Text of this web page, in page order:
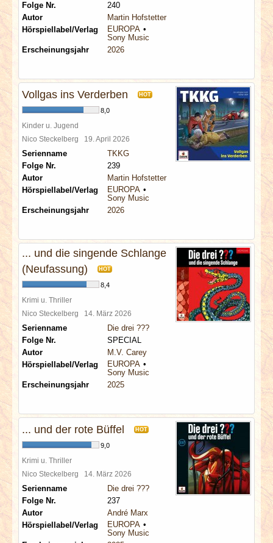
Folge Nr.
240
Autor
Martin Hofstetter
Hörspiellabel/Verlag
EUROPA
Sony Music
Erscheinungsjahr
2026
Vollgas ins Verderben HOT
8,0
Kinder u. Jugend
Nico Steckelberg 19. April 2026
Serienname
TKKG
Folge Nr.
239
Autor
Martin Hofstetter
Hörspiellabel/Verlag
EUROPA
Sony Music
Erscheinungsjahr
2026
... und die singende Schlange
(Neufassung)
HOT
8,4
Krimi u. Thriller
Nico Steckelberg 14. März 2026
Serienname
Die drei ???
Folge Nr.
SPECIAL
Autor
M.V. Carey
Hörspiellabel/Verlag
EUROPA
Sony Music
Erscheinungsjahr
2025
... und der rote Büffel HOT
9,0
Krimi u. Thriller
Nico Steckelberg 14. März 2026
Serienname
Die drei ???
Folge Nr.
237
Autor
André Marx
Hörspiellabel/Verlag
EUROPA
Sony Music